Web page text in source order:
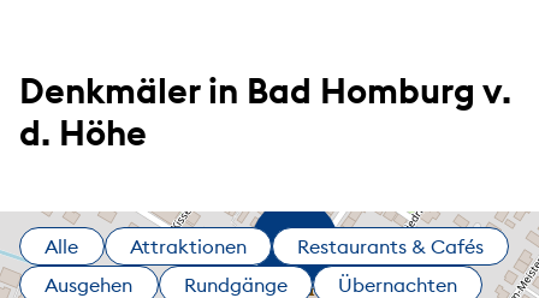
Denkmäler in Bad Homburg v.
d. Höhe
Alle Attraktionen
Restaurants & Cafés
Ausgehen
Rundgänge
Übernachten